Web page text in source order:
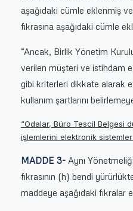
aşağıdaki cümle eklenmiş ve
fıkrasına aşağıdaki cümle
“Ancak, Birlik Yönetim
verilen müşteri ve istihdam
gibi kriterleri dikkate alarak
kullanım şartlarını
“Odalar, Büro Tescil Belgesi
işlemlerini elektronik
MADDE 3- Aynı
fıkrasının (h) bendi
maddeye aşağıdaki fıkralar